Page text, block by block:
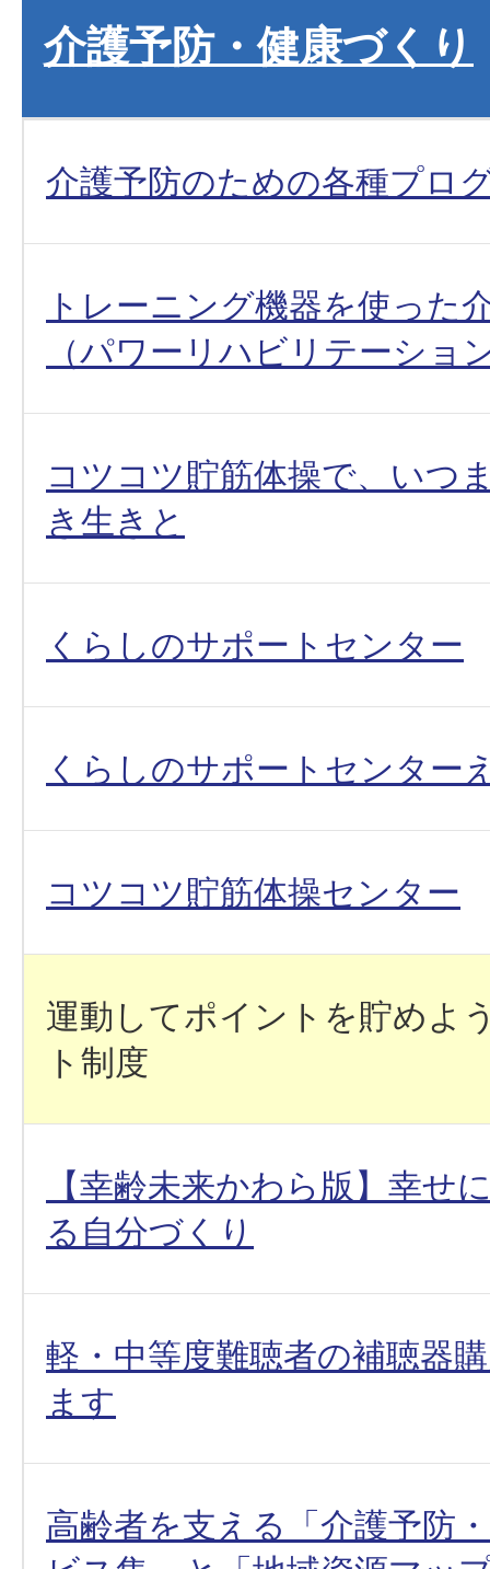
介護予防・健康づくり
介護予防のための各種プロ
トレーニング機器を使った
（パワーリハビリテーショ
コツコツ貯筋体操で、いつ
き生きと
くらしのサポートセンター
くらしのサポートセンター
コツコツ貯筋体操センター
運動してポイントを貯めよ
ト制度
【幸齢未来かわら版】幸せ
る自分づくり
軽・中等度難聴者の補聴器
ます
高齢者を支える「介護予防